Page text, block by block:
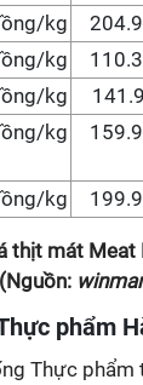
kg
kg
kg
kg
kg
thịt mát Meat
(Nguồn:
phẩm
Thực